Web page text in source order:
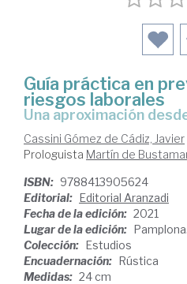
Guía práctica en
riesgos laborales
una aproximación
Cassini Gómez de Cádiz, Javier
Prologuista Martín de
ISBN: 9788413905624
Editorial: Editorial Aranzadi
Fecha de la edición: 2021
Lugar de la edición:
Colección: Estudios
Encuadernación: Rústica
Medidas: 24 cm